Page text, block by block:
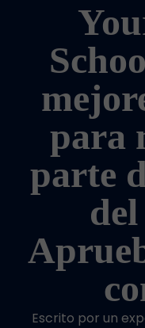
para
parte
Escrito por un